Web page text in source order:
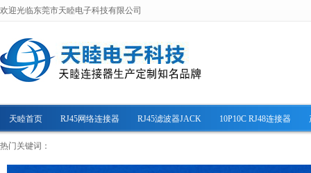
欢迎光临东莞市天睦电子科技有限公司
天睦首页 RJ45网络连接器 RJ45滤波器JACK 10P10C RJ48连接器
热门关键词：